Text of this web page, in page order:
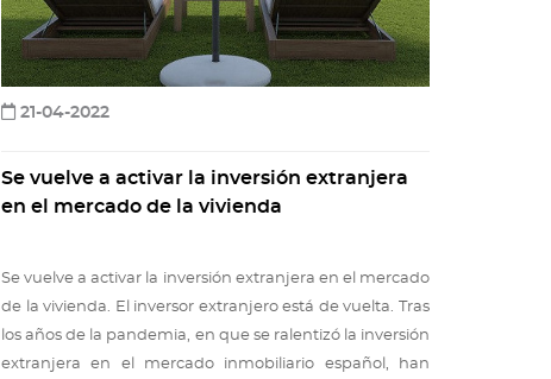
21-04-2022
Se vuelve a activar la inversión extranjera
en el mercado de la vivienda
Se vuelve a activar la inversión extranjera en el mercado
de la vivienda. El inversor extranjero está de vuelta. Tras
los años de la pandemia, en que se ralentizó la inversión
extranjera en el mercado inmobiliario español, han